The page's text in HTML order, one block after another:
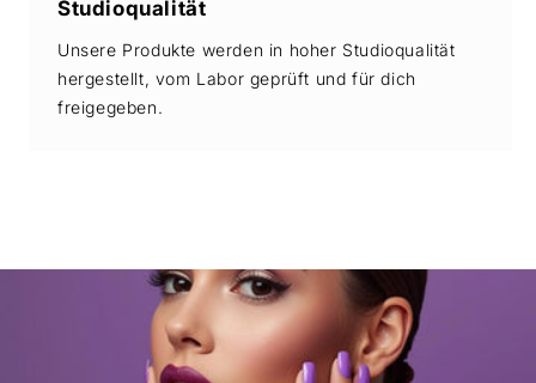
Studioqualität
Unsere Produkte werden in hoher Studioqualität
hergestellt, vom Labor geprüft und für dich
freigegeben.